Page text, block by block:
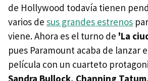
de Hollywood todavía tienen
varios de sus grandes estrenos
viene. Ahora es el turno de 'La
pues Paramount acaba de lanzar
película con un cuarteto
Sandra Bullock, Channing